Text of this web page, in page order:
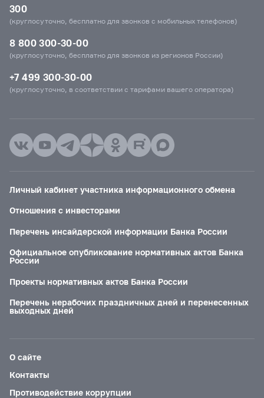
300
(круглосуточно, бесплатно для звонков с мобильных телефонов)
8 800 300-30-00
(круглосуточно, бесплатно для звонков из регионов России)
+7 499 300-30-00
(круглосуточно, в соответствии с тарифами вашего оператора)
Личный кабинет участника информационного обмена
Отношения с инвесторами
Перечень инсайдерской информации Банка России
Официальное опубликование нормативных актов Банка
России
Проекты нормативных актов Банка России
Перечень нерабочих праздничных дней и перенесенных
выходных дней
О сайте
Контакты
Противодействие коррупции